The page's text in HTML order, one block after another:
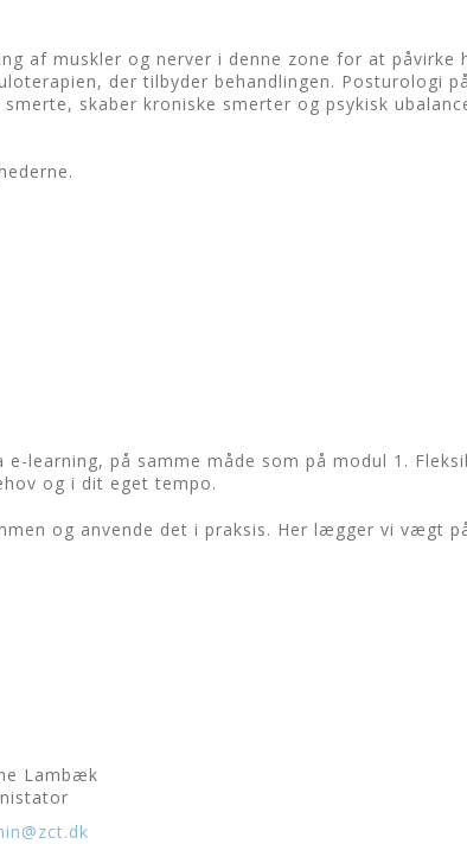
af muskler og nerver i denne zone for at
der tilbyder behandlingen. Posturologi
skaber kroniske smerter og psykisk
learning, på samme måde som på modul 1.
og i dit eget tempo.
og anvende det i praksis. Her lægger vi vægt
Lambæk